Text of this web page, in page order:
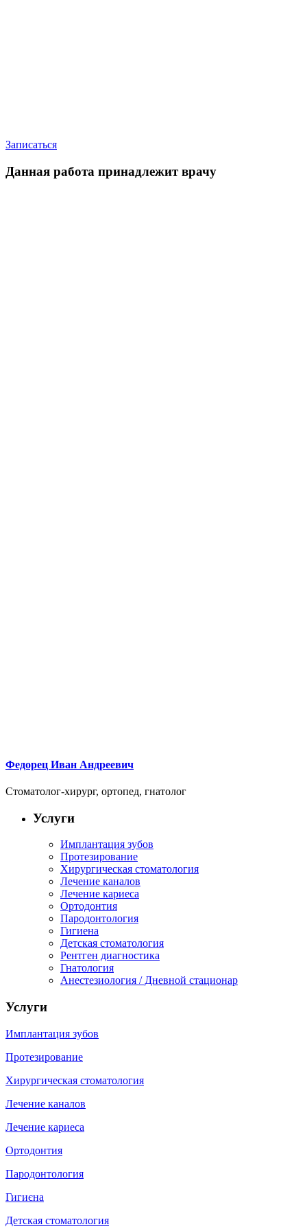
Записаться
Данная работа принадлежит врачу
Федорец Иван Андреевич
Стоматолог-хирург, ортопед, гнатолог
Услуги
Имплантация зубов
Протезирование
Хирургическая стоматология
Лечение каналов
Лечение кариеса
Ортодонтия
Пародонтология
Гигиена
Детская стоматология
Рентген диагностика
Гнатология
Анестезиология / Дневной стационар
Услуги
Имплантация зубов
Протезирование
Хирургическая стоматология
Лечение каналов
Лечение кариеса
Ортодонтия
Пародонтология
Гигиєна
Детская стоматология